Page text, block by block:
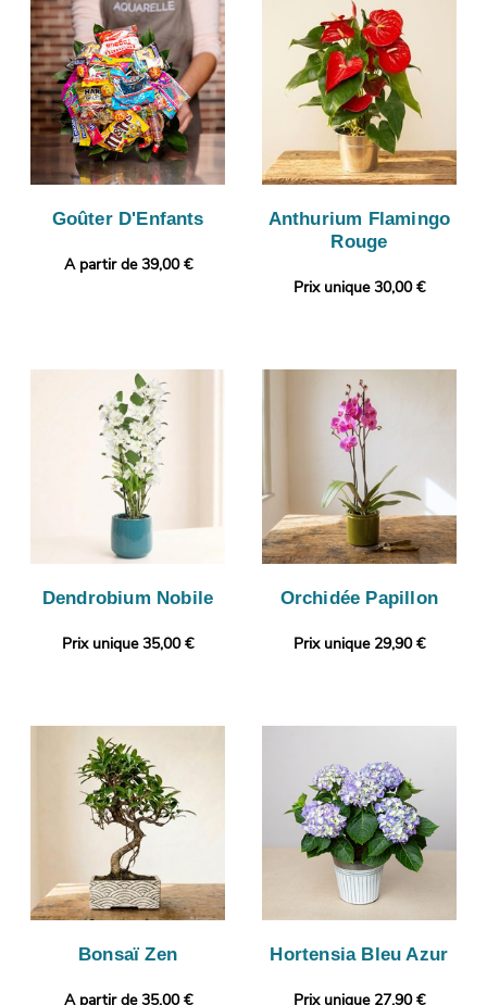
Goûter D'Enfants
A partir de 39,00 €
Anthurium Flamingo
Rouge
Prix unique 30,00 €
Dendrobium Nobile
Prix unique 35,00 €
Orchidée Papillon
Prix unique 29,90 €
Bonsaï Zen
A partir de 35,00 €
Hortensia Bleu Azur
Prix unique 27,90 €